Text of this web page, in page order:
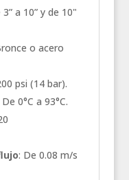
3” a 10” y de 10"
o acero
psi (14 bar).
De 0°C a 93°C.
: De 0.08 m/s